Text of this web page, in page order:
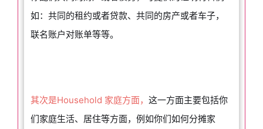
如：共同的租约或者贷款、共同的房产或者车子，
联名账户对账单等等。
其次是Household 家庭方面， 这一方面主要包括你
们家庭生活、居住等方面，例如你们如何分摊家